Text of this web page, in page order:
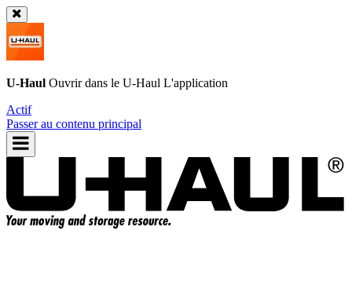
U-Haul Ouvrir dans le U-Haul L'application
Actif
Passer au contenu principal